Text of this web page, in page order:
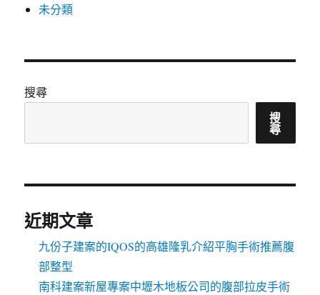
未分類
搜尋
搜
尋
近期文章
九份子建案的IQOS的高雄隆乳介紹平胸手術推薦腹
部整型
南科建案新屋專案中壢木地板公司的腹部拉皮手術